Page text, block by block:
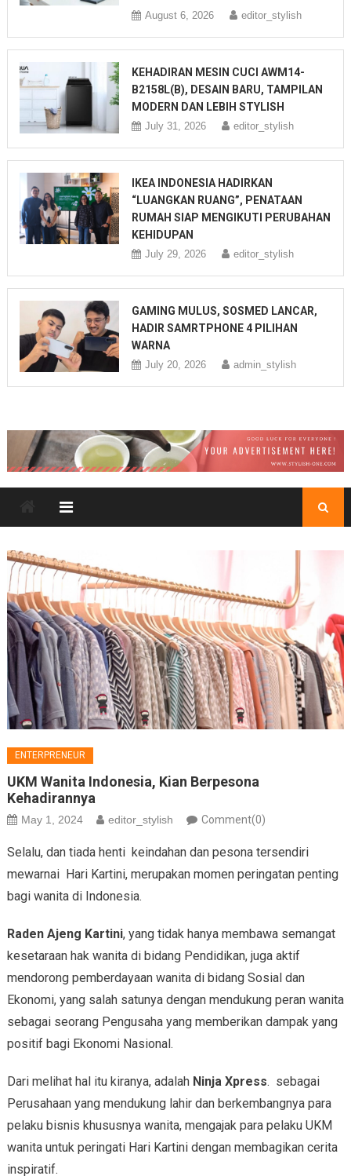
August 6, 2026 editor_stylish
KEHADIRAN MESIN CUCI AWM14-
B2158L(B), DESAIN BARU, TAMPILAN
MODERN DAN LEBIH STYLISH
July 31, 2026 editor_stylish
IKEA INDONESIA HADIRKAN
“LUANGKAN RUANG”, PENATAAN
RUMAH SIAP MENGIKUTI PERUBAHAN
KEHIDUPAN
July 29, 2026 editor_stylish
GAMING MULUS, SOSMED LANCAR,
HADIR SAMRTPHONE 4 PILIHAN
WARNA
July 20, 2026 admin_stylish
ENTERPRENEUR
UKM Wanita Indonesia, Kian Berpesona
Kehadirannya
May 1, 2024 editor_stylish Comment(0)
Selalu, dan tiada henti keindahan dan pesona tersendiri
mewarnai Hari Kartini, merupakan momen peringatan penting
bagi wanita di Indonesia.
Raden Ajeng Kartini, yang tidak hanya membawa semangat
kesetaraan hak wanita di bidang Pendidikan, juga aktif
mendorong pemberdayaan wanita di bidang Sosial dan
Ekonomi, yang salah satunya dengan mendukung peran wanita
sebagai seorang Pengusaha yang memberikan dampak yang
positif bagi Ekonomi Nasional.
Dari melihat hal itu kiranya, adalah Ninja Xpress. sebagai
Perusahaan yang mendukung lahir dan berkembangnya para
pelaku bisnis khususnya wanita, mengajak para pelaku UKM
wanita untuk peringati Hari Kartini dengan membagikan cerita
inspiratif.